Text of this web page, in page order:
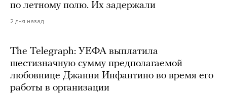
по летному полю. Их задержали
2 дня назад
The Telegraph: УЕФА выплатила
шестизначную сумму предполагаемой
любовнице Джанни Инфантино во время его
работы в организации